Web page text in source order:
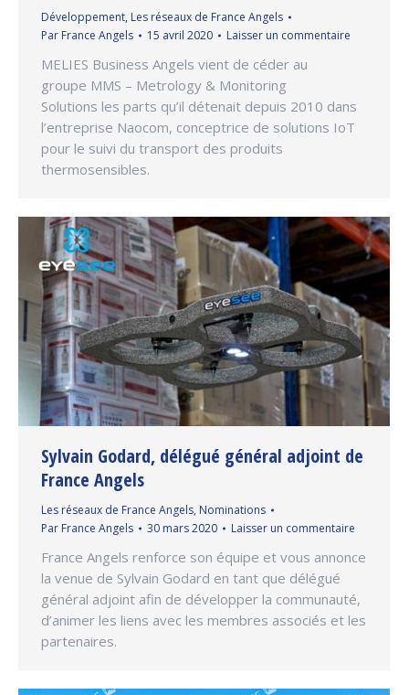
Développement, Les réseaux de France Angels
Par France Angels 15 avril 2020 Laisser un commentaire
MELIES Business Angels vient de céder au
groupe MMS – Metrology & Monitoring
Solutions les parts qu’il détenait depuis 2010 dans
l’entreprise Naocom, conceptrice de solutions IoT
pour le suivi du transport des produits
thermosensibles.
Sylvain Godard, délégué général adjoint de
France Angels
Les réseaux de France Angels, Nominations
Par France Angels 30 mars 2020 Laisser un commentaire
France Angels renforce son équipe et vous annonce
la venue de Sylvain Godard en tant que délégué
général adjoint afin de développer la communauté,
d’animer les liens avec les membres associés et les
partenaires.